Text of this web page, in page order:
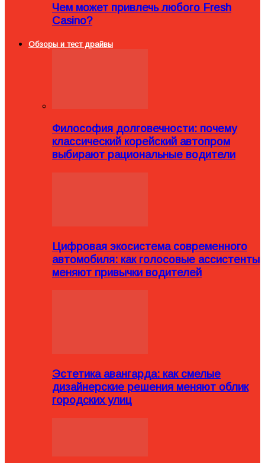
Чем может привлечь любого Fresh
Casino?
Обзоры и тест драйвы
Философия долговечности: почему
классический корейский автопром
выбирают рациональные водители
Цифровая экосистема современного
автомобиля: как голосовые ассистенты
меняют привычки водителей
Эстетика авангарда: как смелые
дизайнерские решения меняют облик
городских улиц